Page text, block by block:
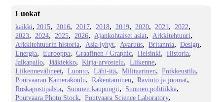
Luokat
kaikki 2015 2016 2017 2018 2019 2020 2021
2022
2023
2024 2025 2026 Ajankohtaiset asiat
Arkkitehtuuri
Arkkitehtuurin historia
Asia lyhyt Avaruus Britannia
Design
Energia
Eurooppa Graafinen / Graphic Helsinki
Historia
Jalkapallo
Jääkiekko Kirja-arvostelu
Liikenne
Liikennevälineet
Luonto Lähi-itä Militaarinen
Poikkeustila
Poutvaaran Kamerakoulu
Rakentaminen
Ravinto ja juomat
Roskapostipalsta
Suomen kaupungit
Suomen politiikka
Poutvaara Photo Stock
Poutvaara Science Laboratory